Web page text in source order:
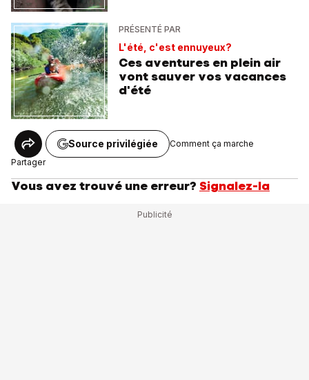
PRÉSENTÉ PAR
L'été, c'est ennuyeux?
Ces aventures en plein air
vont sauver vos vacances
d'été
Partager
Source privilégiée Comment ça marche
Vous avez trouvé une erreur? Signalez-la